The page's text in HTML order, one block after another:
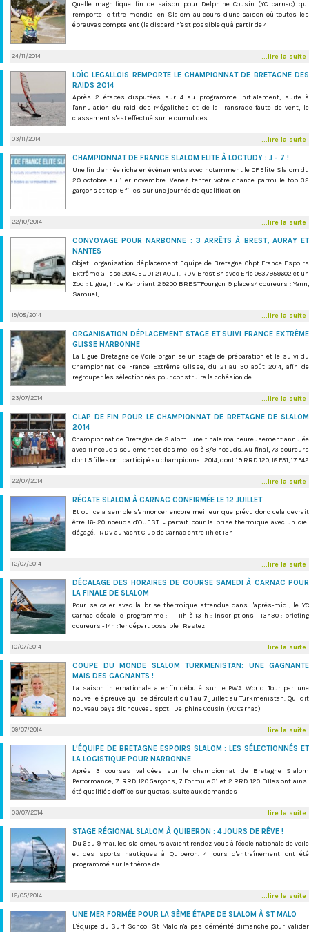
Quelle magnifique fin de saison pour Delphine Cousin (YC carnac) qui
remporte le titre mondial en Slalom au cours d'une saison où toutes les
épreuves comptaient (la discard n'est possible qu'à partir de 4
24/11/2014 ...lire la suite
LOÏC LEGALLOIS REMPORTE LE CHAMPIONNAT DE BRETAGNE DES
RAIDS 2014
Après 2 étapes disputées sur 4 au programme initialement, suite à
l'annulation du raid des Mégalithes et de la Transrade faute de vent, le
classement s'est effectué sur le cumul des
03/11/2014 ...lire la suite
CHAMPIONNAT DE FRANCE SLALOM ELITE À LOCTUDY : J - 7 !
Une fin d'année riche en événements avec notamment le CF Elite Slalom du
29 octobre au 1 er novembre. Venez tenter votre chance parmi le top 32
garçons et top 16 filles sur une journée de qualification
22/10/2014 ...lire la suite
CONVOYAGE POUR NARBONNE : 3 ARRÊTS À BREST, AURAY ET
NANTES
Objet : organisation déplacement Equipe de Bretagne Chpt France Espoirs
Extrême Glisse 2014JEUDI 21 AOUT. RDV Brest 8h avec Eric 0637959602 et un
Zod : Ligue, 1 rue Kerbriant 29200 BRESTFourgon 9 places4 coureurs : Yann,
Samuel,
19/08/2014 ...lire la suite
ORGANISATION DÉPLACEMENT STAGE ET SUIVI FRANCE EXTRÊME
GLISSE NARBONNE
La Ligue Bretagne de Voile organise un stage de préparation et le suivi du
Championnat de France Extrême Glisse, du 21 au 30 août 2014, afin de
regrouper les sélectionnés pour construire la cohésion de
23/07/2014 ...lire la suite
CLAP DE FIN POUR LE CHAMPIONNAT DE BRETAGNE DE SLALOM
2014
Championnat de Bretagne de Slalom : une finale malheureusement annulée
avec 11 noeuds seulement et des molles à 8/9 noeuds. Au final, 73 coureurs
dont 5 filles ont participé au championnat 2014, dont 19 RRD 120, 18 F31, 17 F42
22/07/2014 ...lire la suite
RÉGATE SLALOM À CARNAC CONFIRMÉE LE 12 JUILLET
Et oui cela semble s'annoncer encore meilleur que prévu donc cela devrait
être 16- 20 noeuds d'OUEST = parfait pour la brise thermique avec un ciel
dégagé. RDV au Yacht Club de Carnac entre 11h et 13h
12/07/2014 ...lire la suite
DÉCALAGE DES HORAIRES DE COURSE SAMEDI À CARNAC POUR
LA FINALE DE SLALOM
Pour se caler avec la brise thermique attendue dans l'après-midi, le YC
Carnac décale le programme : - 11h à 13 h : inscriptions - 13h30 : briefing
coureurs - 14h : 1er départ possible Restez
10/07/2014 ...lire la suite
COUPE DU MONDE SLALOM TURKMENISTAN: UNE GAGNANTE
MAIS DES GAGNANTS !
La saison internationale a enfin débuté sur le PWA World Tour par une
nouvelle épreuve qui se déroulait du 1 au 7 juillet au Turkmenistan. Qui dit
nouveau pays dit nouveau spot! Delphine Cousin (YC Carnac)
09/07/2014 ...lire la suite
L'ÉQUIPE DE BRETAGNE ESPOIRS SLALOM : LES SÉLECTIONNÉS ET
LA LOGISTIQUE POUR NARBONNE
Après 3 courses validées sur le championnat de Bretagne Slalom
Performance, 7 RRD 120 Garçons, 7 Formule 31 et 2 RRD 120 Filles ont ainsi
été qualifiés d'office sur quotas. Suite aux demandes
03/07/2014 ...lire la suite
STAGE RÉGIONAL SLALOM À QUIBERON : 4 JOURS DE RÊVE !
Du 6 au 9 mai, les slalomeurs avaient rendez-vous à l'école nationale de voile
et des sports nautiques à Quiberon. 4 jours d'entraînement ont été
programmé sur le thème de
12/05/2014 ...lire la suite
UNE MER FORMÉE POUR LA 3ÈME ÉTAPE DE SLALOM À ST MALO
L'équipe du Surf School St Malo n'a pas démérité dimanche pour valider